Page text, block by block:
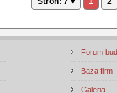
Forum
Baza firm
Galeria